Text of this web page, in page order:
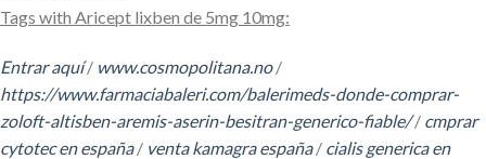
Tags with Aricept lixben de 5mg 10mg:
Entrar aquí/ www.cosmopolitana.no/
https://www.farmaciabaleri.com/balerimeds-donde-comprar-
zoloft-altisben-aremis-aserin-besitran-generico-fiable// cmprar
cytotec en españa/ venta kamagra españa/ cialis generica en